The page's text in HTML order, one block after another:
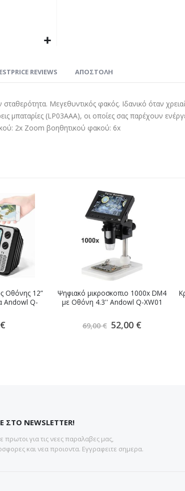
Μεγεθυντικός φακός. Ιδανικό όταν
μπαταρίες (LP03AAA), οι οποίες σας παρέχουν
2x Zoom βοηθητικού φακού: 6x
REVIEWS ΑΠΟΣΤΟΛΗ
Οθόνης 12”
Andowl Q-
Ψηφιακό μικροσκοπιο 1000x DM4
με Οθόνη 4.3'' Andowl Q-XW01
69,00 € Ειδική
Τιμή
52,00 €
ΣΤΟ NEWSLETTER!
πρωτοι για τις νεες παραλαβες μας,
και νεα προιοντα. Εγγραφειτε σημερα.